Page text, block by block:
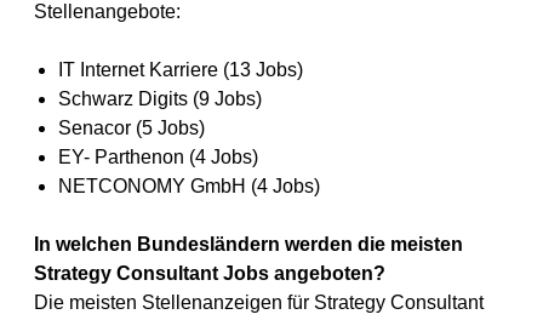
Stellenangebote:
IT Internet Karriere (13 Jobs)
Schwarz Digits (9 Jobs)
Senacor (5 Jobs)
EY- Parthenon (4 Jobs)
NETCONOMY GmbH (4 Jobs)
In welchen Bundesländern werden die meisten
Strategy Consultant Jobs angeboten?
Die meisten Stellenanzeigen für Strategy Consultant